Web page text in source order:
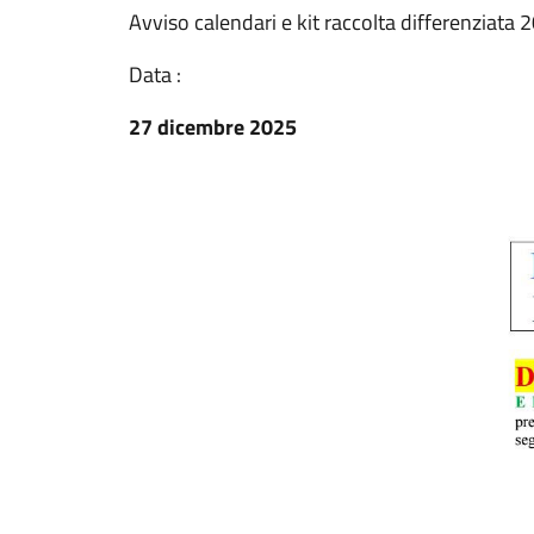
Avviso calendari e kit raccolta differenziata
Data :
27 dicembre 2025